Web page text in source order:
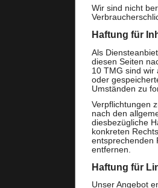
Wir sind nicht
Haftung für
Als
diesen Seiten
10 TMG sind wir
oder
Umständen zu
Verpflichtungen
nach den
diesbezügliche
konkreten
entsprechenden
entfernen.
Haftung für
Unser Angebot